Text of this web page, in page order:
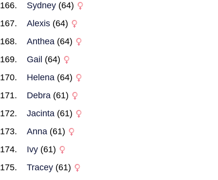
Sydney (64)
Alexis (64)
Anthea (64)
Gail (64)
Helena (64)
Debra (61)
Jacinta (61)
Anna (61)
Ivy (61)
Tracey (61)